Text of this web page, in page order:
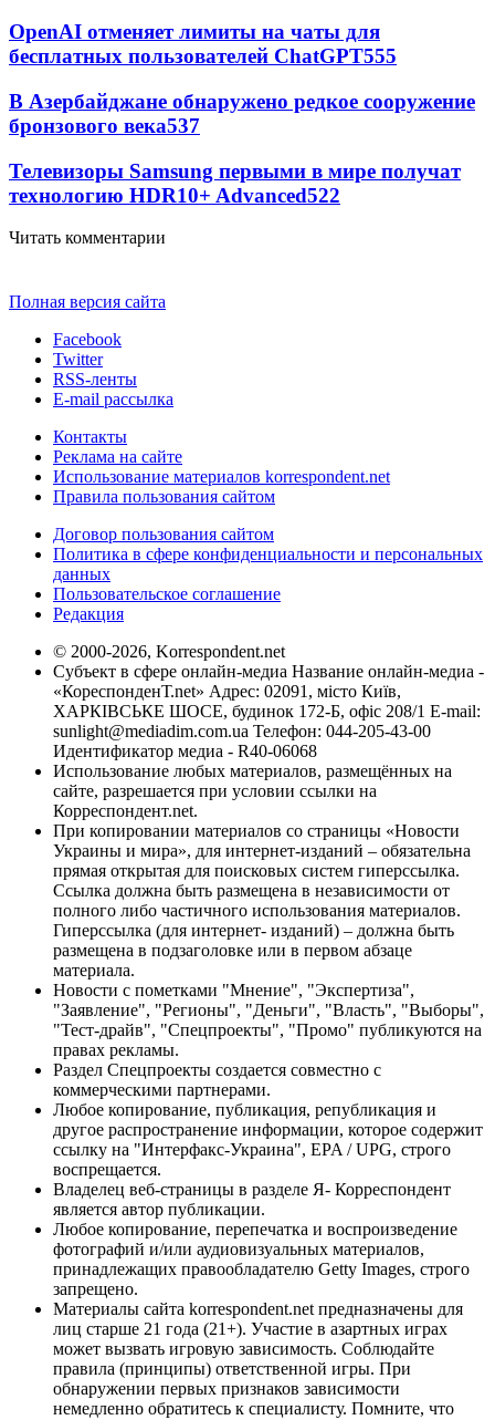
OpenAI отменяет лимиты на чаты для
бесплатных пользователей ChatGPT555
В Азербайджане обнаружено редкое сооружение
бронзового века537
Телевизоры Samsung первыми в мире получат
технологию HDR10+ Advanced522
Читать комментарии
Полная версия сайта
Facebook
Twitter
RSS-ленты
E-mail рассылка
Контакты
Реклама на сайте
Использование материалов korrespondent.net
Правила пользования сайтом
Договор пользования сайтом
Политика в сфере конфиденциальности и персональных
данных
Пользовательское соглашение
Редакция
© 2000-2026, Korrespondent.net
Субъект в сфере онлайн-медиа Название онлайн-медиа -
«КореспонденТ.net» Адрес: 02091, місто Київ,
ХАРКІВСЬКЕ ШОСЕ, будинок 172-Б, офіс 208/1 E-mail:
sunlight@mediadim.com.ua Телефон: 044-205-43-00
Идентификатор медиа - R40-06068
Использование любых материалов, размещённых на
сайте, разрешается при условии ссылки на
Корреспондент.net.
При копировании материалов со страницы «Новости
Украины и мира», для интернет-изданий – обязательна
прямая открытая для поисковых систем гиперссылка.
Ссылка должна быть размещена в независимости от
полного либо частичного использования материалов.
Гиперссылка (для интернет- изданий) – должна быть
размещена в подзаголовке или в первом абзаце
материала.
Новости с пометками "Мнение", "Экспертиза",
"Заявление", "Регионы", "Деньги", "Власть", "Выборы",
"Тест-драйв", "Спецпроекты", "Промо" публикуются на
правах рекламы.
Раздел Спецпроекты создается совместно с
коммерческими партнерами.
Любое копирование, публикация, републикация и
другое распространение информации, которое содержит
ссылку на "Интерфакс-Украина", EPA / UPG, строго
воспрещается.
Владелец веб-страницы в разделе Я- Корреспондент
является автор публикации.
Любое копирование, перепечатка и воспроизведение
фотографий и/или аудиовизуальных материалов,
принадлежащих правообладателю Getty Images, строго
запрещено.
Материалы сайта korrespondent.net предназначены для
лиц старше 21 года (21+). Участие в азартных играх
может вызвать игровую зависимость. Соблюдайте
правила (принципы) ответственной игры. При
обнаружении первых признаков зависимости
немедленно обратитесь к специалисту. Помните, что